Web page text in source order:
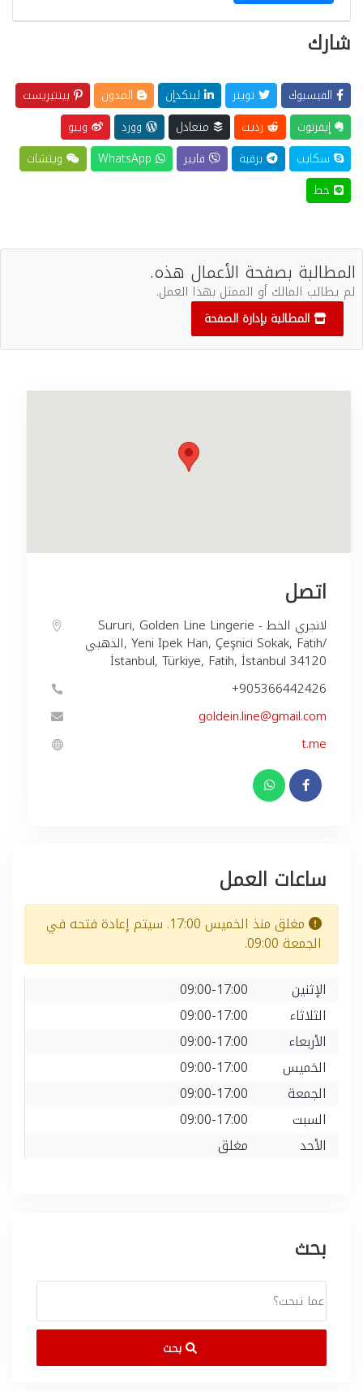
شارك
الفيسبوك تويتر لينكدإن المدون
بينتيريست
إيفرنوت
رديت متعادل وورد
ويبو
سكايب
برقية فايبر
ويتشات
خط
المطالبة بصفحة الأعمال هذه.
لم يطالب المالك أو الممثل بهذا العمل.
المطالبة بإدارة الصفحة
اتصل
Sururi, Golden Line Lingerie - لانجري الخط
الذهبي, Yeni Ipek Han, Çeşnici Sokak, Fatih/
İstanbul, Türkiye, Fatih, İstanbul 34120
+905366442426
goldein.line@gmail.com
t.me
ساعات العمل
مغلق منذ الخميس 17:00. سيتم إعادة فتحه في
الجمعة 09:00.
الإثنين
09:00-17:00
الثلاثاء
09:00-17:00
الأربعاء
09:00-17:00
الخميس
09:00-17:00
الجمعة
09:00-17:00
السبت
09:00-17:00
الأحد
مغلق
بحث
بحث